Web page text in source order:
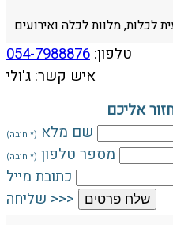
לכלות, מלוות לכלה ואירועים
טלפון: 054-7988876
איש קשר: ג'ולי
אליכם
שם מלא (* חובה)
מספר טלפון (* חובה)
כתובת מייל
שליחה >>>
שלח פרטים